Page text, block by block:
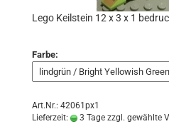
Lego Keilstein 12 x 3 x 1
Farbe:
Art.Nr.: 42061px1
Lieferzeit:
3 Tage zzgl. gewählte